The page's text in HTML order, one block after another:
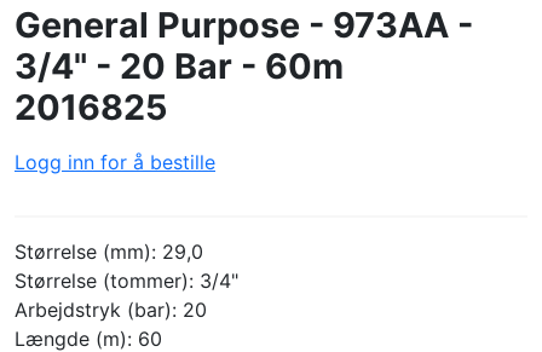
General Purpose - 973AA -
3/4" - 20 Bar - 60m
2016825
Logg inn for å bestille
Størrelse (mm): 29,0
Størrelse (tommer): 3/4"
Arbejdstryk (bar): 20
Længde (m): 60